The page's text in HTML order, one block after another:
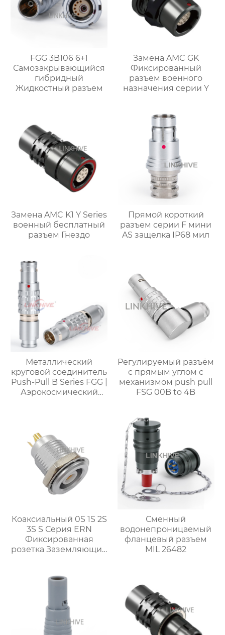
FGG 3B106 6+1
Самозакрывающийся
гибридный
Жидкостный разъем
Замена AMC GK
Фиксированный
разъем военного
назначения серии Y
Замена AMC K1 Y Series
военный бесплатный
разъем Гнездо
Прямой короткий
разъем серии F мини
AS защелка IP68 мил
Металлический
круговой соединитель
Push-Pull B Series FGG |
Аэрокосмический
Регулируемый разъём
с прямым углом с
механизмом push pull
FSG 00B to 4B
Коаксиальный 0S 1S 2S
3S S Серия ERN
Фиксированная
розетка Заземляющий
Сменный
водонепроницаемый
фланцевый разъем
MIL 26482